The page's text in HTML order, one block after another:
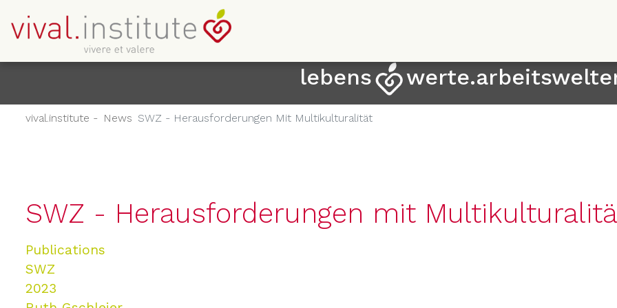
lebens
vival.institute - News SWZ - Herausforderungen Mit Multikulturalität
SWZ - Herausforderungen mit
Publications
SWZ
2023